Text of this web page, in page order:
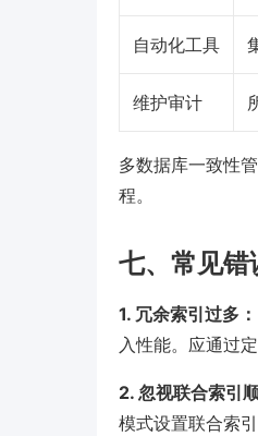
自动化工具
维护审计
多数据库一致性
程。
七、常见错
1. 冗余索引过多：
入性能。应通过
2. 忽视联合索引
模式设置联合索